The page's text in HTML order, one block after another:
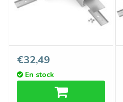
Profilé d'angle 90° pour
profilé LED d'EVO302
€32,49
En stock